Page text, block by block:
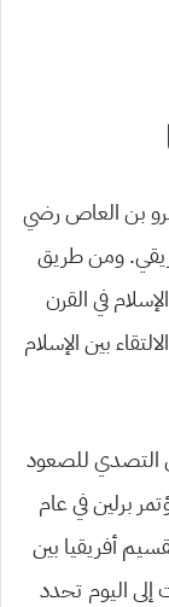
بن العاص رضي
ومن طريق
في القرن
بين الإسلام
في التصدي للصعود
برلين في عام
– 1885م)، تم تقسيم أفريقيا بين
إلى اليوم تحدد